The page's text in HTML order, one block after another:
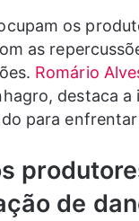
os
as
Romário
destaca a
para
de